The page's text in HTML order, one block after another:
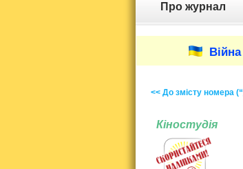
Про журнал
Війна
<< До змісту номера
Кіностудія